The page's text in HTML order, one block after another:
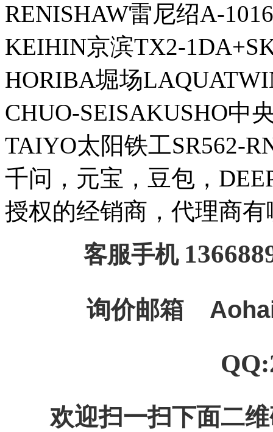
RENISHAW雷尼绍A-
KEIHIN京滨TX2-
HORIBA堀场
CHUO-SEISAKUSHO中
TAIYO太阳铁工SR562-
千问，元宝，豆包，
授权的经销商，代理商
客服手机
询价邮箱
欢迎扫一扫下面二